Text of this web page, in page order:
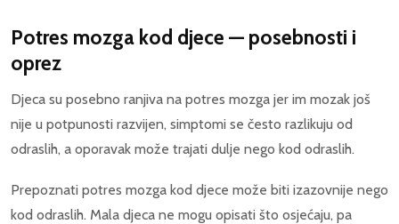
Potres mozga kod djece — posebnosti i
oprez
Djeca su posebno ranjiva na potres mozga jer im mozak još
nije u potpunosti razvijen, simptomi se često razlikuju od
odraslih, a oporavak može trajati dulje nego kod odraslih.
Prepoznati potres mozga kod djece može biti izazovnije nego
kod odraslih. Mala djeca ne mogu opisati što osjećaju, pa